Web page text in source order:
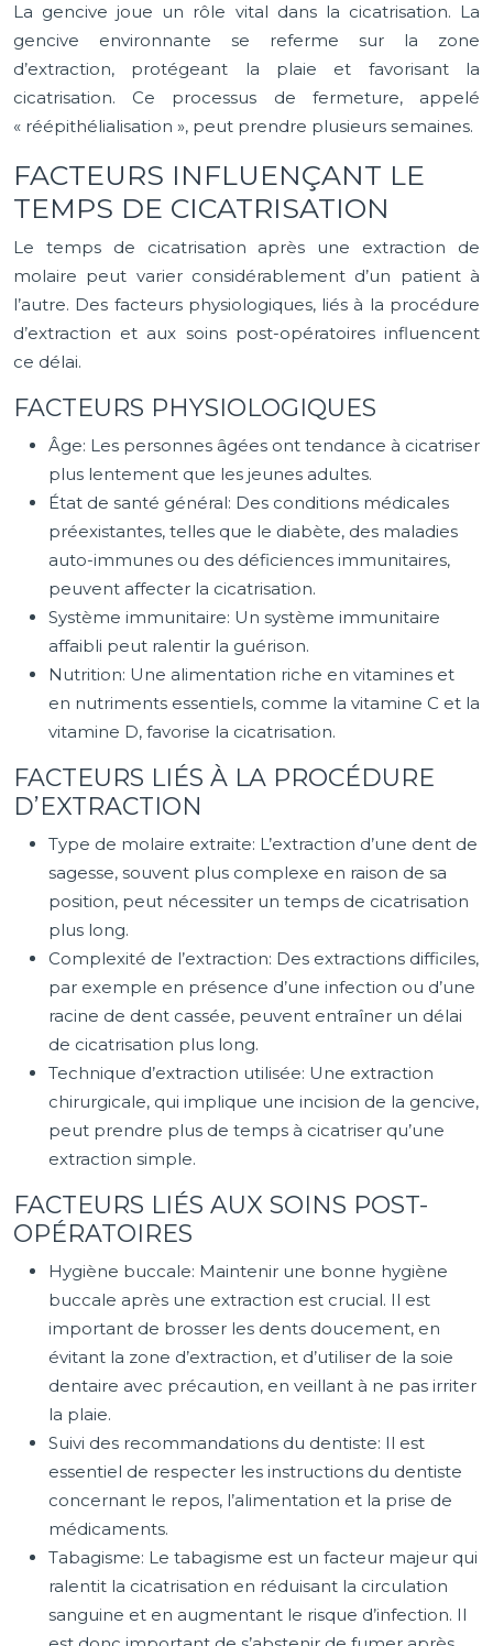
La gencive joue un rôle vital dans la cicatrisation. La
gencive environnante se referme sur la zone
d’extraction, protégeant la plaie et favorisant la
cicatrisation. Ce processus de fermeture, appelé
« réépithélialisation », peut prendre plusieurs semaines.
FACTEURS INFLUENÇANT LE
TEMPS DE CICATRISATION
Le temps de cicatrisation après une extraction de
molaire peut varier considérablement d’un patient à
l’autre. Des facteurs physiologiques, liés à la procédure
d’extraction et aux soins post-opératoires influencent
ce délai.
FACTEURS PHYSIOLOGIQUES
Âge: Les personnes âgées ont tendance à cicatriser
plus lentement que les jeunes adultes.
État de santé général: Des conditions médicales
préexistantes, telles que le diabète, des maladies
auto-immunes ou des déficiences immunitaires,
peuvent affecter la cicatrisation.
Système immunitaire: Un système immunitaire
affaibli peut ralentir la guérison.
Nutrition: Une alimentation riche en vitamines et
en nutriments essentiels, comme la vitamine C et la
vitamine D, favorise la cicatrisation.
FACTEURS LIÉS À LA PROCÉDURE
D’EXTRACTION
Type de molaire extraite: L’extraction d’une dent de
sagesse, souvent plus complexe en raison de sa
position, peut nécessiter un temps de cicatrisation
plus long.
Complexité de l’extraction: Des extractions difficiles,
par exemple en présence d’une infection ou d’une
racine de dent cassée, peuvent entraîner un délai
de cicatrisation plus long.
Technique d’extraction utilisée: Une extraction
chirurgicale, qui implique une incision de la gencive,
peut prendre plus de temps à cicatriser qu’une
extraction simple.
FACTEURS LIÉS AUX SOINS POST-
OPÉRATOIRES
Hygiène buccale: Maintenir une bonne hygiène
buccale après une extraction est crucial. Il est
important de brosser les dents doucement, en
évitant la zone d’extraction, et d’utiliser de la soie
dentaire avec précaution, en veillant à ne pas irriter
la plaie.
Suivi des recommandations du dentiste: Il est
essentiel de respecter les instructions du dentiste
concernant le repos, l’alimentation et la prise de
médicaments.
Tabagisme: Le tabagisme est un facteur majeur qui
ralentit la cicatrisation en réduisant la circulation
sanguine et en augmentant le risque d’infection. Il